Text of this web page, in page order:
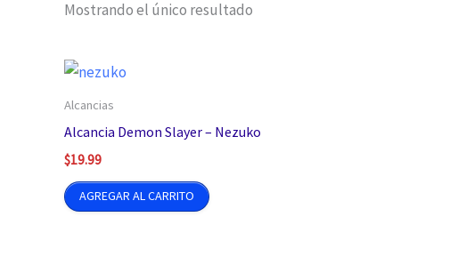
Mostrando el único resultado
Alcancias
Alcancia Demon Slayer – Nezuko
$19.99
AGREGAR AL CARRITO